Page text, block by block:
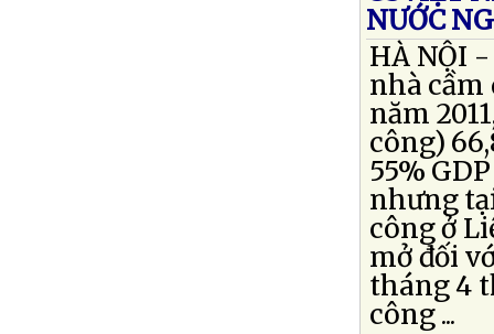
NƯỚC
HÀ NỘI
nhà cầm
năm
công)
55%
nhưng
công ở
mở đối
tháng 4
công ...